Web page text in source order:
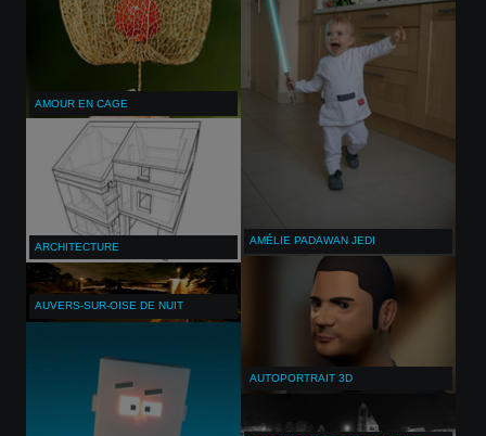
AMOUR EN CAGE
AMÉLIE PADAWAN JEDI
ARCHITECTURE
AUTOPORTRAIT 3D
AUVERS-SUR-OISE DE NUIT